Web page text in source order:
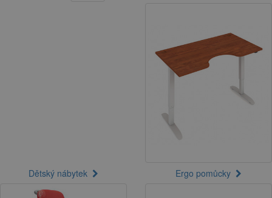
Dětský nábytek Ergo pomůcky